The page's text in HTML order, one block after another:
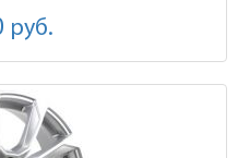
руб.